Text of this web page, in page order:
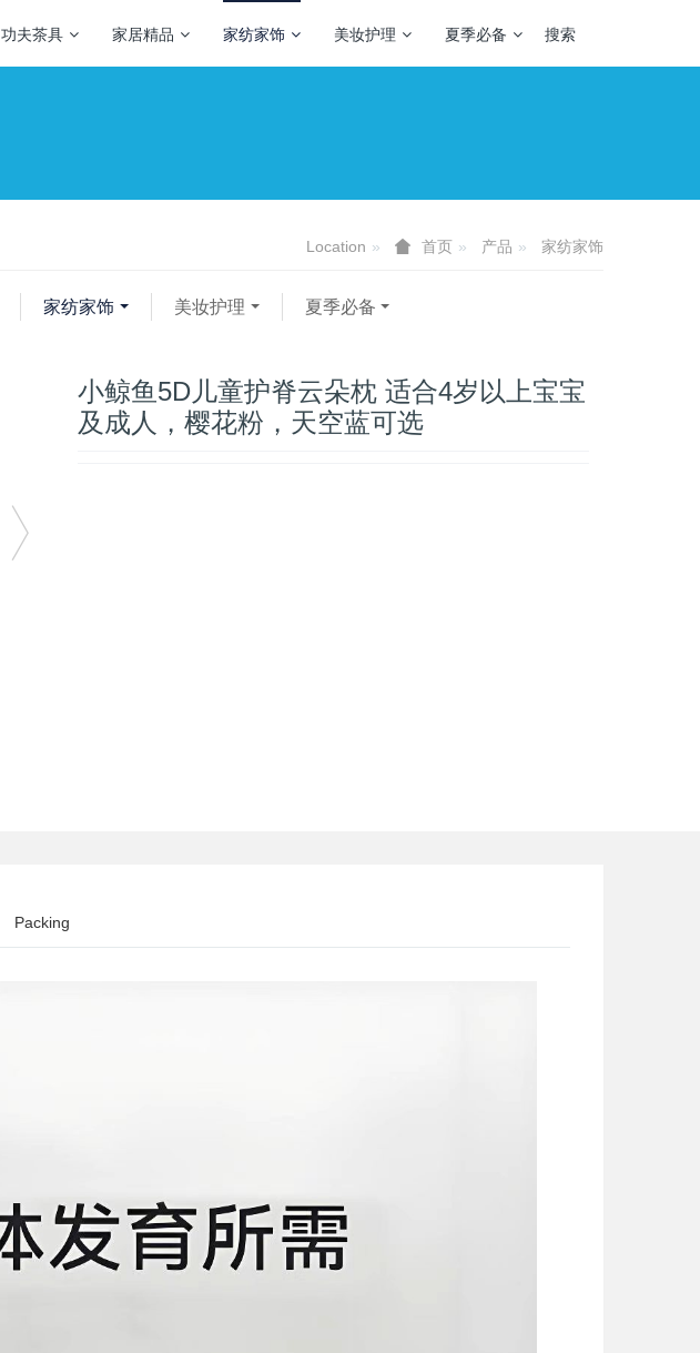
功夫茶具 家居精品 家纺家饰 美妆护理 夏季必备 搜索
Location 首页 产品 家纺家饰
家纺家饰 美妆护理 夏季必备
小鲸鱼5D儿童护脊云朵枕 适合4岁以上宝宝
及成人，樱花粉，天空蓝可选
Packing